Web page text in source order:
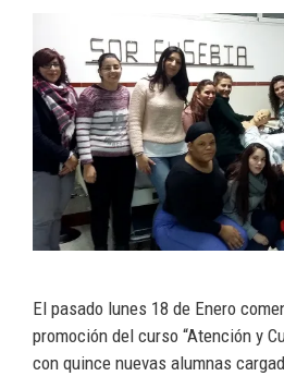
El pasado lunes 18 de Enero
promoción del curso “Atención y
con quince nuevas alumnas